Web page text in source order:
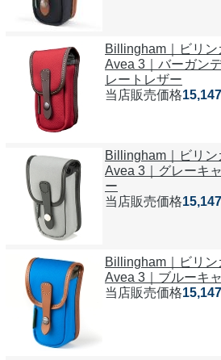
Billingham｜ビリン
Avea 3｜バーガン
レートレザー
当店販売価格
Billingham｜ビリン
Avea 3｜グレーキ
ー
当店販売価格
Billingham｜ビリン
Avea 3｜ブルーキ
当店販売価格